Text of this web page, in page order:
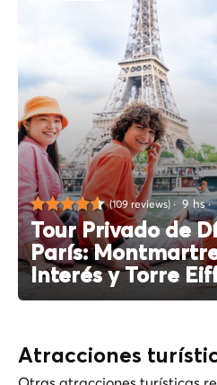
(109 reviews) 9 hs
Tour Privado de
París:
Interés y Torre
Atracciones